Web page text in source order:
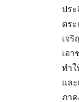
ปร
ตร
เจ
เอ
ทำ
แล
ภาค